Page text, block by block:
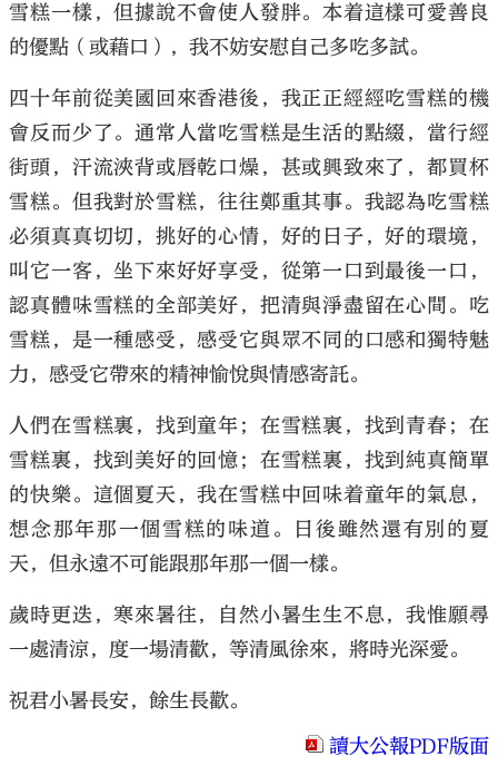
雪糕一樣，但據說不會使人發胖。本着這樣可愛善良
的優點（或藉口），我不妨安慰自己多吃多試。
四十年前從美國回來香港後，我正正經經吃雪糕的機
會反而少了。通常人當吃雪糕是生活的點綴，當行經
街頭，汗流浹背或唇乾口燥，甚或興致來了，都買杯
雪糕。但我對於雪糕，往往鄭重其事。我認為吃雪糕
必須真真切切，挑好的心情，好的日子，好的環境，
叫它一客，坐下來好好享受，從第一口到最後一口，
認真體味雪糕的全部美好，把清與淨盡留在心間。吃
雪糕，是一種感受，感受它與眾不同的口感和獨特魅
力，感受它帶來的精神愉悅與情感寄託。
人們在雪糕裏，找到童年；在雪糕裏，找到青春；在
雪糕裏，找到美好的回憶；在雪糕裏，找到純真簡單
的快樂。這個夏天，我在雪糕中回味着童年的氣息，
想念那年那一個雪糕的味道。日後雖然還有別的夏
天，但永遠不可能跟那年那一個一樣。
歲時更迭，寒來暑往，自然小暑生生不息，我惟願尋
一處清涼，度一場清歡，等清風徐來，將時光深愛。
祝君小暑長安，餘生長歡。
讀大公報PDF版面